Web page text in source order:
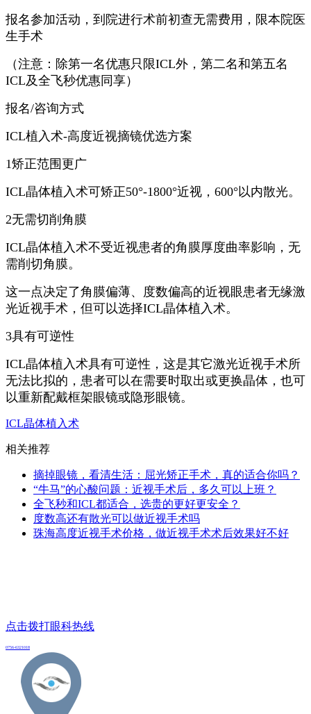
报名参加活动，到院进行术前初查无需费用，限本院医
生手术
（注意：除第一名优惠只限ICL外，第二名和第五名
ICL及全飞秒优惠同享）
报名/咨询方式
ICL植入术-高度近视摘镜优选方案
1矫正范围更广
ICL晶体植入术可矫正50°-1800°近视，600°以内散光。
2无需切削角膜
ICL晶体植入术不受近视患者的角膜厚度曲率影响，无
需削切角膜。
这一点决定了角膜偏薄、度数偏高的近视眼患者无缘激
光近视手术，但可以选择ICL晶体植入术。
3具有可逆性
ICL晶体植入术具有可逆性，这是其它激光近视手术所
无法比拟的，患者可以在需要时取出或更换晶体，也可
以重新配戴框架眼镜或隐形眼镜。
ICL晶体植入术
相关推荐
摘掉眼镜，看清生活：屈光矫正手术，真的适合你吗？
“牛马”的心酸问题：近视手术后，多久可以上班？
全飞秒和ICL都适合，选贵的更好更安全？
度数高还有散光可以做近视手术吗
珠海高度近视手术价格，做近视手术术后效果好不好
点击拨打眼科热线
0756-6321018